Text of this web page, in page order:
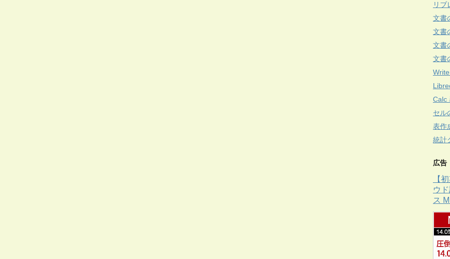
リブ
文書
文書
文
文書
Calc
セル
表作
統計
広告
【
ウ
ス